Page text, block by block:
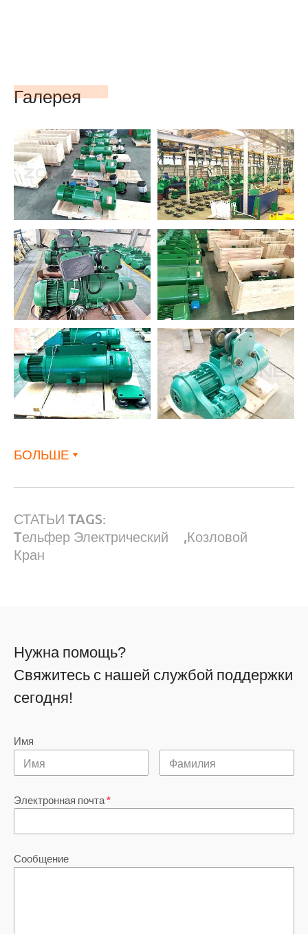
Галерея
БОЛЬШЕ
СТАТЬИ TAGS:
Tельфер Электрический
,Козловой
Кран
Нужна помощь?
Свяжитесь с нашей службой поддержки
сегодня!
Имя
Электронная почта*
Сообщение